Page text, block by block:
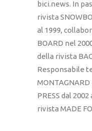
bici.news. In
rivista
al 1999,
BOARD nel
della rivista
Responsabile
MONTAGNARD
PRESS dal
rivista MADE